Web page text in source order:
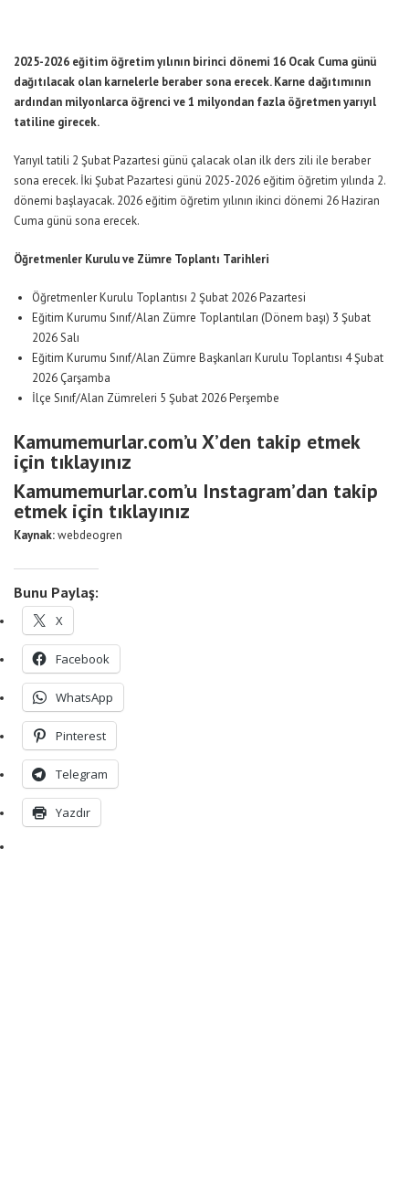
2025-2026 eğitim öğretim yılının birinci dönemi 16 Ocak Cuma günü
dağıtılacak olan karnelerle beraber sona erecek. Karne dağıtımının
ardından milyonlarca öğrenci ve 1 milyondan fazla öğretmen yarıyıl
tatiline girecek.
Yarıyıl tatili 2 Şubat Pazartesi günü çalacak olan ilk ders zili ile beraber
sona erecek. İki Şubat Pazartesi günü 2025-2026 eğitim öğretim yılında 2.
dönemi başlayacak. 2026 eğitim öğretim yılının ikinci dönemi 26 Haziran
Cuma günü sona erecek.
Öğretmenler Kurulu ve Zümre Toplantı Tarihleri
Öğretmenler Kurulu Toplantısı 2 Şubat 2026 Pazartesi
Eğitim Kurumu Sınıf/Alan Zümre Toplantıları (Dönem başı) 3 Şubat
2026 Salı
Eğitim Kurumu Sınıf/Alan Zümre Başkanları Kurulu Toplantısı 4 Şubat
2026 Çarşamba
İlçe Sınıf/Alan Zümreleri 5 Şubat 2026 Perşembe
Kamumemurlar.com’u X’den takip etmek
için tıklayınız
Kamumemurlar.com’u Instagram’dan takip
etmek için tıklayınız
Kaynak:webdeogren
Bunu Paylaş:
X
Facebook
WhatsApp
Pinterest
Telegram
Yazdır